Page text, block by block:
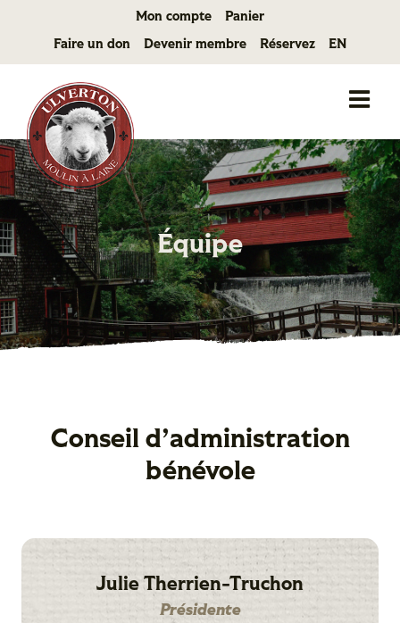
Mon compte Panier
Faire un don Devenir membre Réservez EN
Équipe
Conseil d’administration
bénévole
Julie Therrien-Truchon
Présidente